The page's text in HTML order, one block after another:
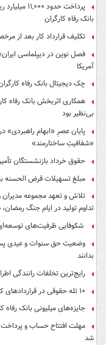
پرداخت
بانک رفاه کارگران
تکلیف قرارداد کار بعد از
آمریکا
چک دیجیتال بانک رفاه
همکاری اثربخش بانک رفاه
بی‌نظیر بود
پایان عصرِ «ابهام راهبردی»
«شفافیتِ ساختارمند»
حقوق خرداد بازنشستگان
مبلغ تسهیلات قرض الحسنه بازنشستگان به ۶۰
تلاش و تعهد مجموعه مدیران
تداوم تولید در ایام جنگ
شکوفایی ظرفیت‌های
وضعیت حق سنوات و عیدی پس
بدانند
رایج‌ترین تخلفات رانندگی
۱۰ تله حقوقی در قراردادهای کار؛ از بیمه اجباری تا سفیدامضاء خطرناک
جایزه‌های میلیونی بانک
شد